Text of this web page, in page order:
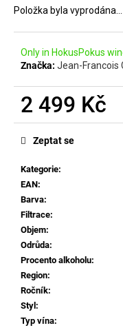
Položka byla vyprodána…
Only in HokusPokus
Značka: Jean-Francois
2 499 Kč
Měrná
cena:
Kategorie:
EAN:
Barva:
Filtrace:
Objem:
Odrůda:
Procento alkoholu:
Region:
Ročník:
Styl :
Typ vína:
Zeptat se
č
u
e
m
e
NESTAREC
DANGER
380
VOLTS
2025
549
Kč